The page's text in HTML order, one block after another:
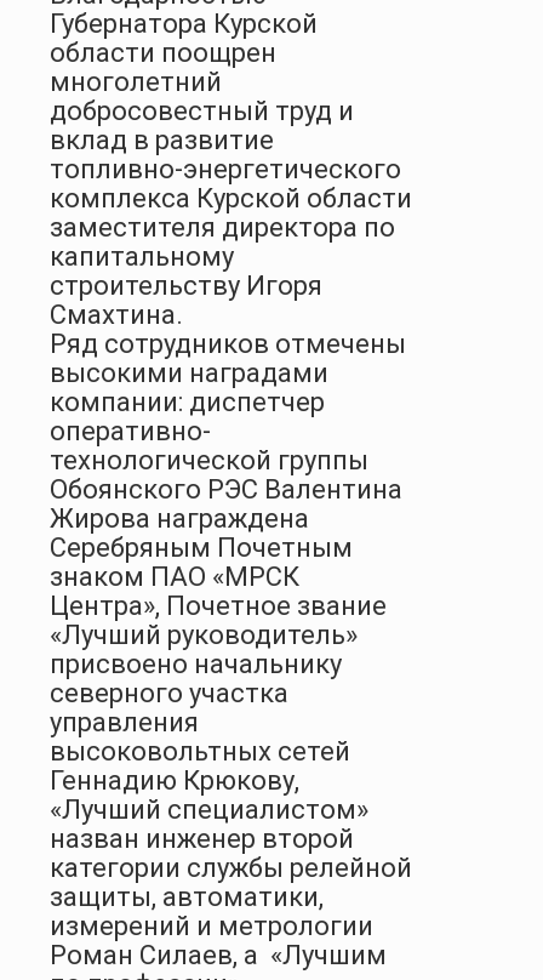
Губернатора Курской
области поощрен
многолетний
добросовестный труд и
вклад в развитие
топливно-энергетического
комплекса Курской области
заместителя директора по
капитальному
строительству Игоря
Смахтина.
Ряд сотрудников отмечены
высокими наградами
компании: диспетчер
оперативно-
технологической группы
Обоянского РЭС Валентина
Жирова награждена
Серебряным Почетным
знаком ПАО «МРСК
Центра», Почетное звание
«Лучший руководитель»
присвоено начальнику
северного участка
управления
высоковольтных сетей
Геннадию Крюкову,
«Лучший специалистом»
назван инженер второй
категории службы релейной
защиты, автоматики,
измерений и метрологии
Роман Силаев, а «Лучшим